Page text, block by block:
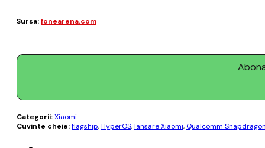
Sursa:fonearena.com
Categorii:Xiaomi
Cuvinte cheie:flagship,HyperOS,lansare Xiaomi, Qualcomm